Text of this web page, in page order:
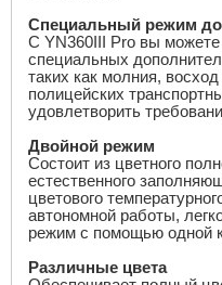
Специальный режим
С YN360III Pro вы
специальных
таких как молния,
полицейских
удовлетворить
Двойной режим
Состоит из цветного
естественного
цветового
автономной работы,
режим с помощью одной
Различные цвета